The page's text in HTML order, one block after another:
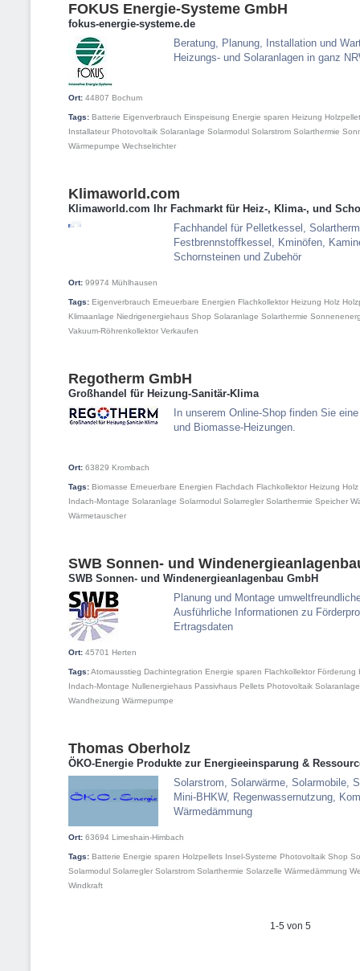
FOKUS Energie-Systeme GmbH
fokus-energie-systeme.de
Beratung, Planung, Installation und
Heizungs- und Solaranlagen in ganz
Ort: 44807 Bochum
Tags: Batterie Eigenverbrauch Einspeisung Energie sparen Heizung
Installateur Photovoltaik Solaranlage Solarmodul Solarstrom Solarthermie
Wärmepumpe Wechselrichter
Klimaworld.com
Klimaworld.com Ihr Fachmarkt für Heiz-, Klima-, und
Fachhandel für Pelletkessel,
Festbrennstoffkessel, Kminöfen,
Schornsteinen und Zubehör
Ort: 99974 Mühlhausen
Tags: Eigenverbrauch Erneuerbare Energien Flachkollektor Heizung Holz
Klimaanlage Niedrigenergiehaus Shop Solaranlage Solarthermie
Vakuum-Röhrenkollektor Verkaufen
Regotherm GmbH
Großhandel für Heizung-Sanitär-Klima
In unserem Online-Shop finden Sie
und Biomasse-Heizungen.
Ort: 63829 Krombach
Tags: Biomasse Erneuerbare Energien Flachdach Flachkollektor Heizung Holz
Indach-Montage Solaranlage Solarmodul Solarregler Solarthermie Speicher
Wärmetauscher
SWB Sonnen- und
SWB Sonnen- und Windenergieanlagenbau GmbH
Planung und Montage
Ausführliche Informationen zu
Ertragsdaten
Ort: 45701 Herten
Tags:Atomausstieg Dachintegration Energie sparen Flachkollektor Förderung
Indach-Montage Nullenergiehaus Passivhaus Pellets Photovoltaik Solaranlage
Wandheizung Wärmepumpe
Thomas Oberholz
ÖKO-Energie Produkte zur Energieeinsparung &
Solarstrom, Solarwärme, Solarmobile,
Mini-BHKW, Regenwassernutzung,
Wärmedämmung
Ort: 63694 Limeshain-Himbach
Tags: Batterie Energie sparen Holzpellets Insel-Systeme Photovoltaik Shop
Solarmodul Solarregler Solarstrom Solarthermie Solarzelle Wärmedämmung
Windkraft
1-5 von 5